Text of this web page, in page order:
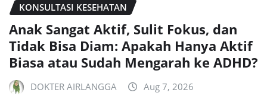
KONSULTASI KESEHATAN
Anak Sangat Aktif, Sulit Fokus, dan
Tidak Bisa Diam: Apakah Hanya Aktif
Biasa atau Sudah Mengarah ke ADHD?
DOKTER AIRLANGGA Aug 7, 2026